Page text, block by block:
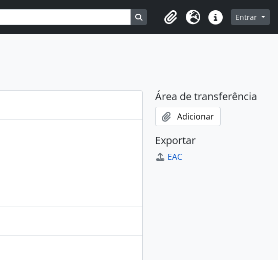
Busque na página de navegação
Clipboard
Idioma Ligações rápidas
Entrar
Área de transferência
Adicionar
Exportar
EAC